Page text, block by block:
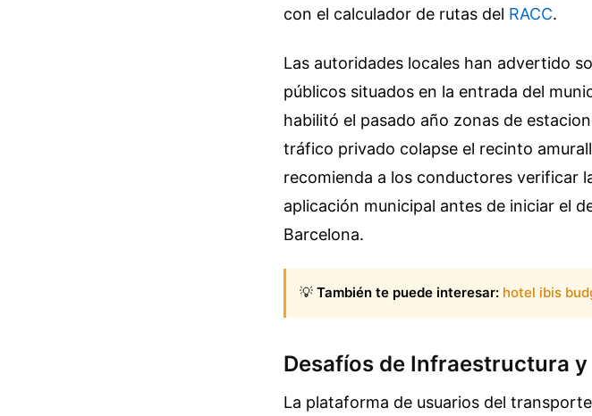
con el calculador de rutas del RACC.
Las autoridades locales han advertido
públicos situados en la entrada del
habilitó el pasado año zonas de
tráfico privado colapse el recinto
recomienda a los conductores verificar
aplicación municipal antes de iniciar el
Barcelona.
💡 También te puede interesar: hotel ibis
Desafíos de Infraestructura
La plataforma de usuarios del